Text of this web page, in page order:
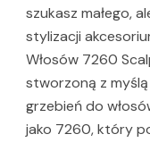
szukasz małego,
stylizacji
Włosów 7260
stworzoną z
grzebień do
jako 7260, który